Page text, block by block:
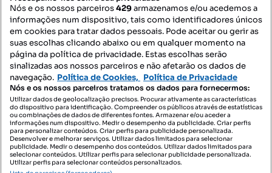
Mapa do Site
Contacte-nos
SIGA-NOS:
DESCARREGAR NA:
Nós e os nossos parceiros429armazenamos e/ou acedemos a
informações num dispositivo, tais como identificadores únicos
em cookies para tratar dados pessoais. Pode aceitar ou gerir as
suas escolhas clicando abaixo ou em qualquer momento na
página da política de privacidade. Estas escolhas serão
sinalizadas aos nossos parceiros e não afetarão os dados de
navegação. Política de Cookies, Política de Privacidade
Nós e os nossos parceiros tratamos os dados para fornecermos:
Utilizar dados de geolocalização precisos. Procurar ativamente as características
do dispositivo para identificação. Compreender os públicos através de estatísticas
ou combinações de dados de diferentes fontes. Armazenar e/ou aceder a
informações num dispositivo. Medir o desempenho da publicidade. Criar perfis
para personalizar conteúdos. Criar perfis para publicidade personalizada.
Desenvolver e melhorar serviços. Utilizar dados limitados para selecionar
publicidade. Medir o desempenho dos conteúdos. Utilizar dados limitados para
selecionar conteúdos. Utilizar perfis para selecionar publicidade personalizada.
Utilizar perfis para selecionar conteúdos personalizados.